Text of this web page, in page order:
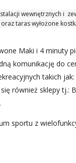
wewnętrznych i
taras wyłożone
Maki i 4 minuty
komunikację do
takich
również sklepy tj.:
sportu z